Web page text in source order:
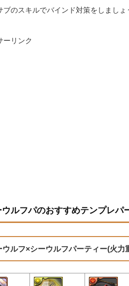
ブのスキルでバインド対策をしましょ
ーリンク
ウルフパのおすすめテンプレパ
ウルフ×シーウルフパーティー(火力